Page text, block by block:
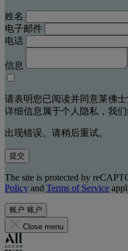
姓名
电子邮件
电话
信息
请表明您已阅读并同意莱佛
详细信息属于个人隐私，我
出现错误。请稍后重试。
提交
The site is protected by
Policy and Terms of Service
账户 账户
Close menu